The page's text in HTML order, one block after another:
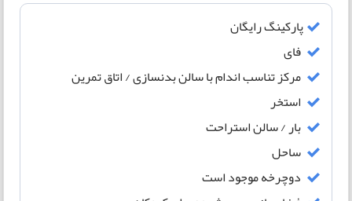
پارکینگ رایگان
فای
مرکز تناسب اندام با سالن بدنسازی / اتاق تمرین
استخر
بار / سالن استراحت
ساحل
دوچرخه موجود است